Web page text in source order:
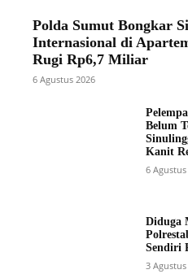
Polda Sumut Bongkar
Internasional di
Rugi Rp6,7 Miliar
6 Agustus 2026
Belum
Kanit
6 Agustus
Diduga
Sendiri
3